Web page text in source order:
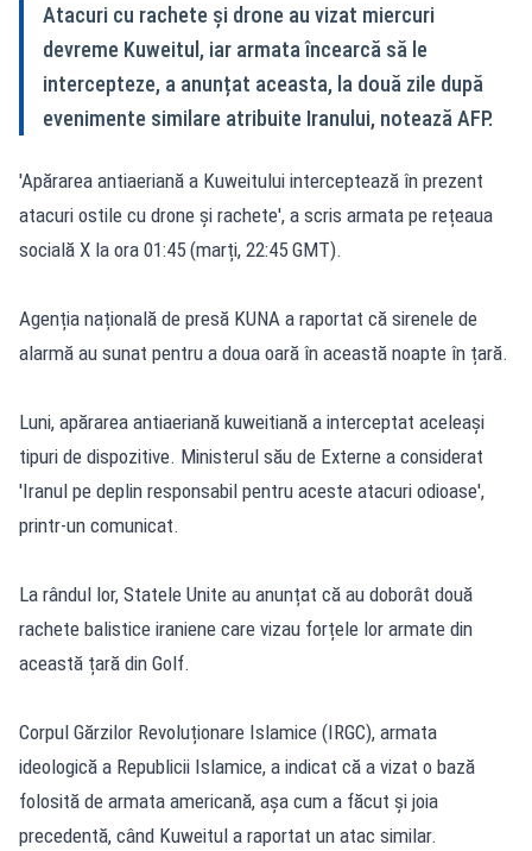
Atacuri cu rachete și drone au vizat miercuri
devreme Kuweitul, iar armata încearcă să le
intercepteze, a anunțat aceasta, la două zile după
evenimente similare atribuite Iranului, notează AFP.
'Apărarea antiaeriană a Kuweitului interceptează în prezent
atacuri ostile cu drone și rachete', a scris armata pe rețeaua
socială X la ora 01:45 (marți, 22:45 GMT).
Agenția națională de presă KUNA a raportat că sirenele de
alarmă au sunat pentru a doua oară în această noapte în țară.
Luni, apărarea antiaeriană kuweitiană a interceptat aceleași
tipuri de dispozitive. Ministerul său de Externe a considerat
'Iranul pe deplin responsabil pentru aceste atacuri odioase',
printr-un comunicat.
La rândul lor, Statele Unite au anunțat că au doborât două
rachete balistice iraniene care vizau forțele lor armate din
această țară din Golf.
Corpul Gărzilor Revoluționare Islamice (IRGC), armata
ideologică a Republicii Islamice, a indicat că a vizat o bază
folosită de armata americană, așa cum a făcut și joia
precedentă, când Kuweitul a raportat un atac similar.